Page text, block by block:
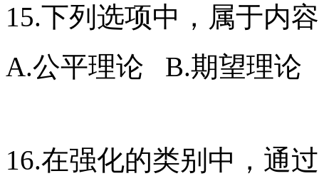
15.下列选项中，属于内
A.公平理论 B.期望理论
16.在强化的类别中，通